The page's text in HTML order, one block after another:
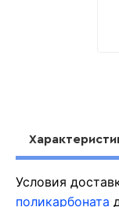
Условия
поликарбоната